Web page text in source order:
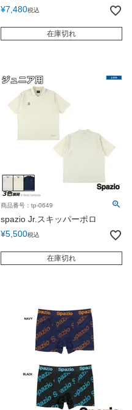
¥7,480税込
在庫切れ
商品番号：tp-0649
spazio Jr.スキッパーポロ
¥5,500税込
在庫切れ